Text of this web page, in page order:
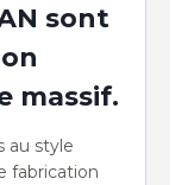
sont
massif.
au style
fabrication